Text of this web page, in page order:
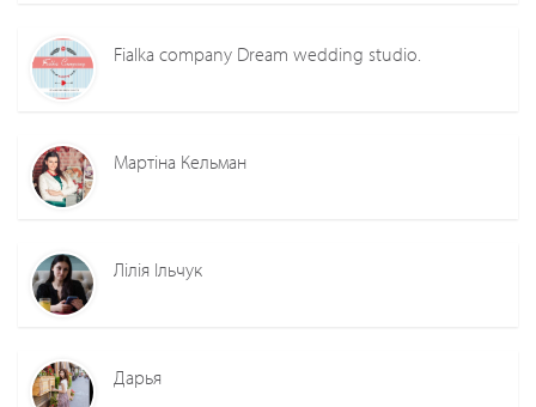
Fialka company Dream wedding studio.
Мартіна Кельман
Лілія Ільчук
Дарья